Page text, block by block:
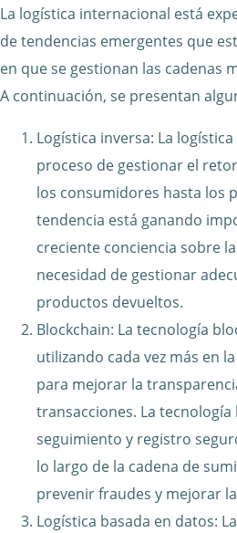
La logística internacional está
de tendencias emergentes que
en que se gestionan las cadenas
A continuación, se presentan
Logística inversa: La
proceso de gestionar el
los consumidores hasta los
tendencia está ganando
creciente conciencia sobre
necesidad de gestionar
productos devueltos.
Blockchain: La tecnología
utilizando cada vez más en
para mejorar la
transacciones. La
seguimiento y registro
lo largo de la cadena de
prevenir fraudes y mejorar
Logística basada en datos: